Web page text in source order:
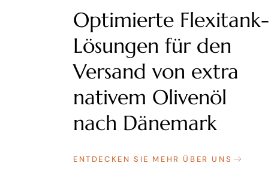
Optimierte Flexitank-
Lösungen für den
Versand von extra
nativem Olivenöl
nach Dänemark
ENTDECKEN SIE MEHR ÜBER UNS